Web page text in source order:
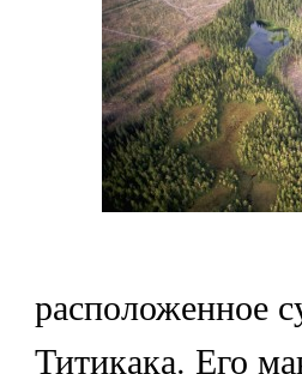
расположенное
Титикака. Его